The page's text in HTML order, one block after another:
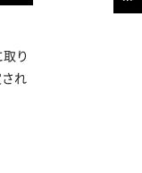
り
れ